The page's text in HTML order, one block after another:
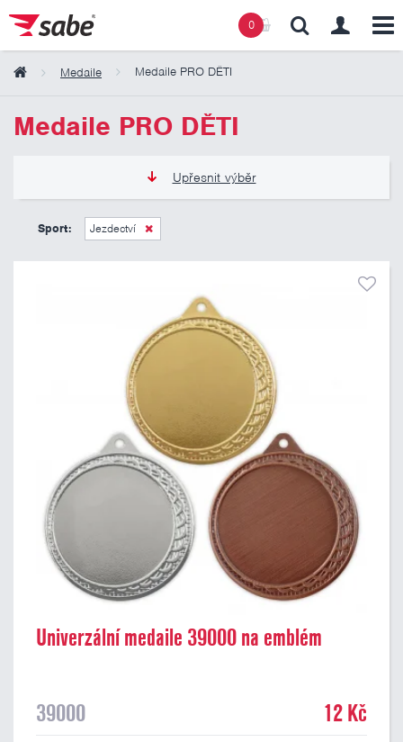
0
Medaile Medaile PRO DĚTI
Medaile PRO DĚTI
Upřesnit výběr
Pouze skladem
12 Kč
Sport: Jezdectví
Univerzální medaile 39000 na emblém
39000 12 Kč
Obsah košíku